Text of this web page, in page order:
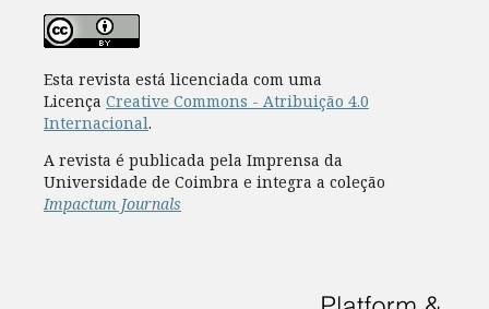
Esta revista está licenciada com uma
Licença Creative Commons - Atribuição 4.0
Internacional.
A revista é publicada pela Imprensa da
Universidade de Coimbra e integra a coleção
Impactum Journals